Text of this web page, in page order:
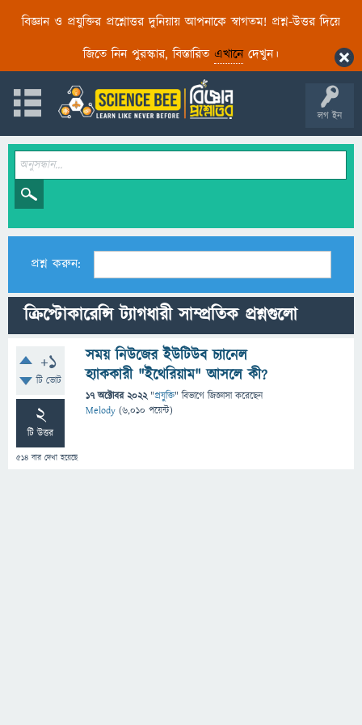
বিজ্ঞান ও প্রযুক্তির প্রশ্নোত্তর দুনিয়ায় আপনাকে স্বাগতম! প্রশ্ন-উত্তর দিয়ে
জিতে নিন পুরস্কার, বিস্তারিত এখানেদেখুন।
লগ ইন
প্রশ্ন করুন:
ক্রিপ্টোকারেন্সি ট্যাগধারী সাম্প্রতিক প্রশ্নগুলো
+1
টি ভোট
2
টি উত্তর
514 বার দেখা হয়েছে
সময় নিউজের ইউটিউব চ্যানেল
হ্যাককারী "ইথেরিয়াম" আসলে কী?
17 অক্টোবর 2022 "প্রযুক্তি" বিভাগে জিজ্ঞাসাকরেছেন
Melody (6,010 পয়েন্ট)